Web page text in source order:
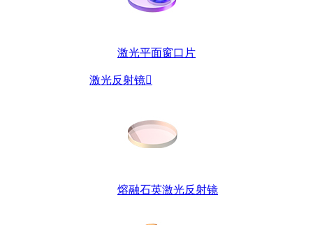
激光平面窗口片
激光反射镜
熔融石英激光反射镜